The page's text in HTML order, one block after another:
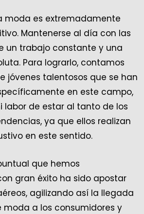
moda es extremadamente
Mantenerse al día con las
un trabajo constante y una
Para lograrlo, contamos
jóvenes talentosos que se han
en este campo,
labor de estar al tanto de los
ya que ellos realizan
en este sentido.
que hemos
gran éxito ha sido apostar
agilizando así la llegada
moda a los consumidores y